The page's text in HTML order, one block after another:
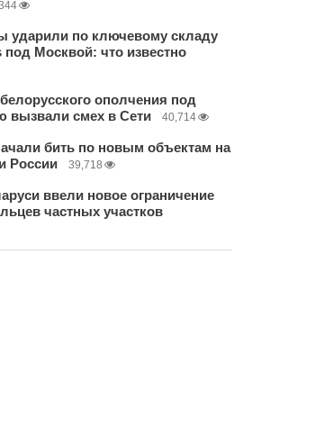
ударили по ключевому складу
под Москвой: что известно
ополчения под
вызвали смех в Сети
40,714
бить по новым объектам на
России
39,718
ввели новое ограничение
частных участков